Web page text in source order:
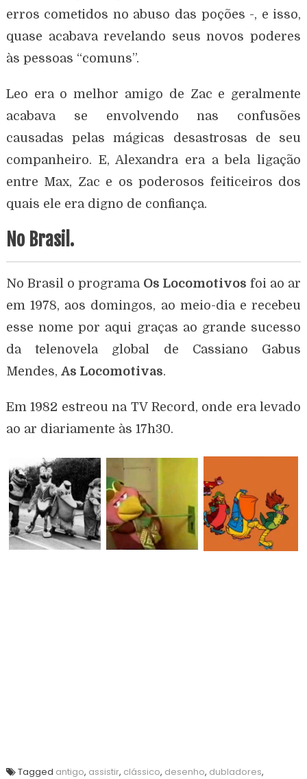
erros cometidos no abuso das poções -, e isso,
quase acabava revelando seus novos poderes
às pessoas “comuns”.
Leo era o melhor amigo de Zac e geralmente
acabava se envolvendo nas confusões
causadas pelas mágicas desastrosas de seu
companheiro. E, Alexandra era a bela ligação
entre Max, Zac e os poderosos feiticeiros dos
quais ele era digno de confiança.
No Brasil.
No Brasil o programa Os Locomotivos foi ao ar
em 1978, aos domingos, ao meio-dia e recebeu
esse nome por aqui graças ao grande sucesso
da telenovela global de Cassiano Gabus
Mendes, As Locomotivas.
Em 1982 estreou na TV Record, onde era levado
ao ar diariamente às 17h30.
Tagged antigo, assistir, clássico, desenho, dubladores,